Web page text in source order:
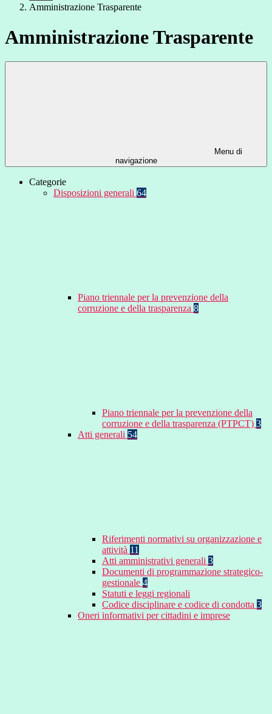
Amministrazione Trasparente
Amministrazione Trasparente
Menu di
navigazione
Categorie
Disposizioni generali 64
Piano triennale per la prevenzione della
corruzione e della trasparenza 8
Piano triennale per la prevenzione della
corruzione e della trasparenza (PTPCT) 3
Atti generali 54
Riferimenti normativi su organizzazione e
attività 11
Atti amministrativi generali 3
Documenti di programmazione strategico-
gestionale 4
Statuti e leggi regionali
Codice disciplinare e codice di condotta 3
Oneri informativi per cittadini e imprese